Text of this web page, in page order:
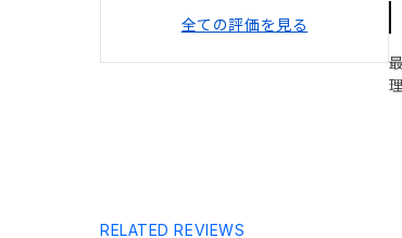
全ての評価を見る
RELATED REVIEWS